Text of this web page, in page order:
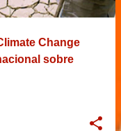
Change
sobre